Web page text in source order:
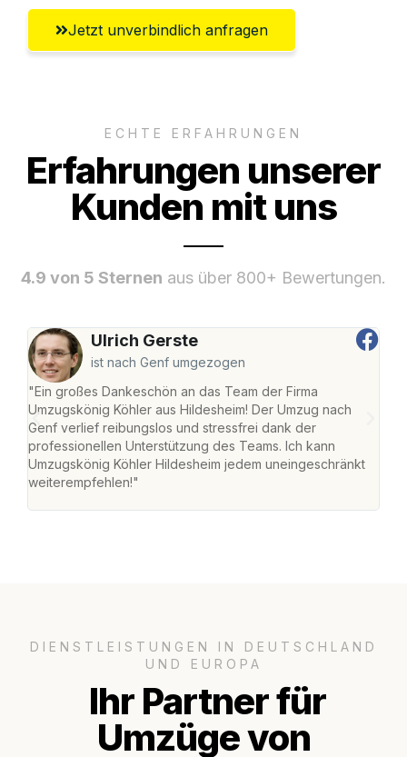
Jetzt unverbindlich anfragen
ECHTE ERFAHRUNGEN
Erfahrungen unserer
Kunden mit uns
4.9 von 5 Sternen aus über 800+ Bewertungen.
Ulrich Gerste
ist nach Genf umgezogen
"Ein großes Dankeschön an das Team der Firma
Umzugskönig Köhler aus Hildesheim! Der Umzug nach
Genf verlief reibungslos und stressfrei dank der
professionellen Unterstützung des Teams. Ich kann
Umzugskönig Köhler Hildesheim jedem uneingeschränkt
weiterempfehlen!"
DIENSTLEISTUNGEN IN DEUTSCHLAND
UND EUROPA
Ihr Partner für
Umzüge von